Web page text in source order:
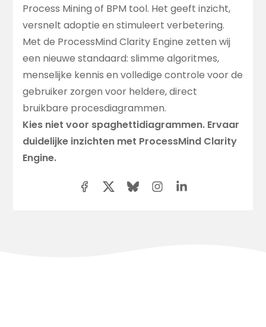
Process Mining of BPM tool. Het geeft inzicht,
versnelt adoptie en stimuleert verbetering.
Met de ProcessMind Clarity Engine zetten wij
een nieuwe standaard: slimme algoritmes,
menselijke kennis en volledige controle voor de
gebruiker zorgen voor heldere, direct
bruikbare procesdiagrammen.
Kies niet voor spaghettidiagrammen. Ervaar
duidelijke inzichten met ProcessMind Clarity
Engine.